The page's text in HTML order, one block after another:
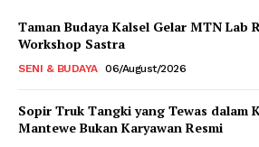
Taman Budaya Kalsel Gelar MTN Lab
Workshop Sastra
SENI & BUDAYA 06/August/2026
Sopir Truk Tangki yang Tewas dalam
Mantewe Bukan Karyawan Resmi